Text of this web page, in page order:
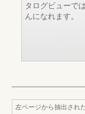
タログビューで
んになれます。
左ページから抽出され